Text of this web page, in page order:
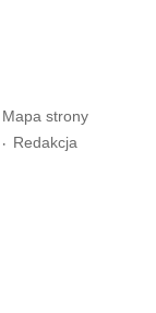
Mapa strony
Redakcja